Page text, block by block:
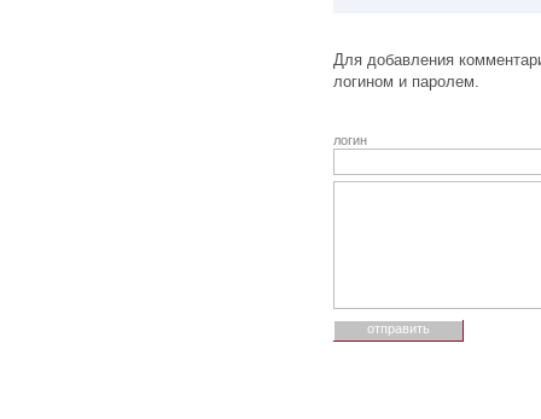
Для добавления
логином и паролем.
логин